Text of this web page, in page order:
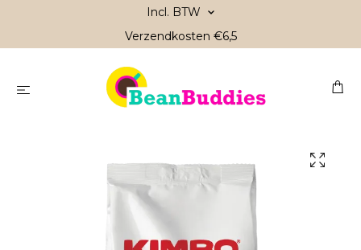
Incl. BTW
Verzendkosten €6,5